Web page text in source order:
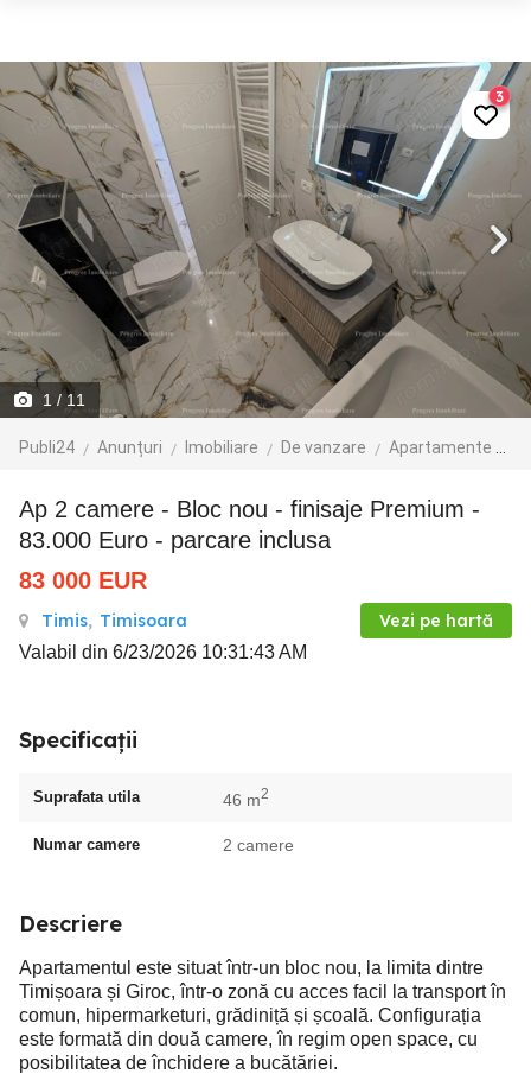
1 / 11
Publi24 Anunțuri Imobiliare De vanzare Apartamente de vanzare
3
Ap 2 camere - Bloc nou - finisaje Premium -
83.000 Euro - parcare inclusa
83 000 EUR
Timis, Timisoara Vezi pe hartă
Valabil din 6/23/2026 10:31:43 AM
Specificații
Suprafata utila 46 m2
Numar camere 2 camere
Descriere
Apartamentul este situat într-un bloc nou, la limita dintre
Timișoara și Giroc, într-o zonă cu acces facil la transport în
comun, hipermarketuri, grădiniță și școală. Configurația
este formată din două camere, în regim open space, cu
posibilitatea de închidere a bucătăriei.